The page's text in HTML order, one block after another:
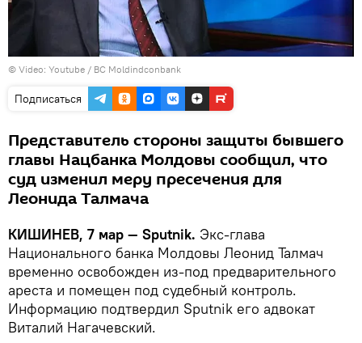
© Video: Youtube / BC Moldindconbank
Подписаться
Представитель стороны защиты бывшего
главы Нацбанка Молдовы сообщил, что
суд изменил меру пресечения для
Леонида Талмача
КИШИНЕВ, 7 мар — Sputnik. Экс-глава
Национального банка Молдовы Леонид Талмач
временно освобожден из-под предварительного
ареста и помещен под судебный контроль.
Информацию подтвердил Sputnik его адвокат
Виталий Нагачевский.